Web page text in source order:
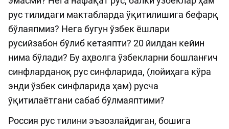
рус тилидаги мактабларда ўқитилишига бефарқ
бўлаяпмиз? Нега бугун ўзбек ёшлари
русийзабон бўлиб кетаяпти? 20 йилдан кейин
нима бўлади? Бу аҳволга ўзбекларни бошланғич
синфларданоқ рус синфларида, (лойиҳага кўра
энди ўзбек синфларида ҳам) русча
ўқитилаётгани сабаб бўлмаяптими?
Россия рус тилини эъзозлайдиган, бошига